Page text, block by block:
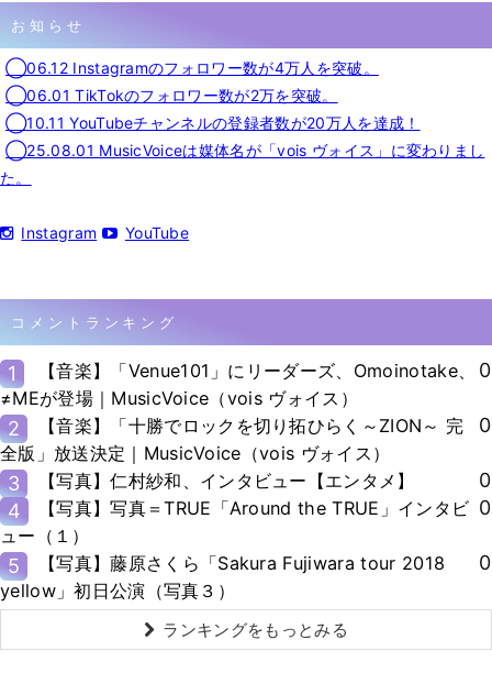
お知らせ
◯06.12 Instagramのフォロワー数が4万人を突破。
◯06.01 TikTokのフォロワー数が2万を突破。
◯10.11 YouTubeチャンネルの登録者数が20万人を達成！
◯25.08.01 MusicVoiceは媒体名が「vois ヴォイス」に変わりまし
た。
Instagram YouTube
コメントランキング
1
【音楽】「Venue101」にリーダーズ、Omoinotake、
≠MEが登場｜MusicVoice（vois ヴォイス）
0
2
【音楽】「十勝でロックを切り拓ひらく～ZION～ 完
全版」放送決定｜MusicVoice（vois ヴォイス）
0
3 【写真】仁村紗和、インタビュー【エンタメ】
0
4
【写真】写真＝TRUE「Around the TRUE」インタビ
ュー（１）
0
5
【写真】藤原さくら「Sakura Fujiwara tour 2018
yellow」初日公演（写真３）
0
ランキングをもっとみる